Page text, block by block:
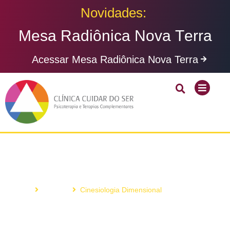
Novidades:
Mesa Radiônica Nova Terra
Acessar Mesa Radiônica Nova Terra
Cinesiologia Dimensional